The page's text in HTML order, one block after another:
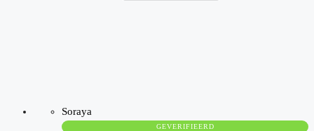
Soraya
GEVERIFIEERD